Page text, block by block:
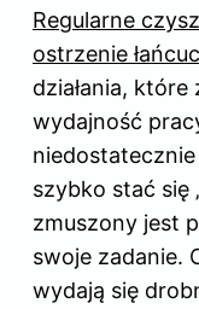
Regularne
ostrzenie
działania,
wydajność
szybko stać się
zmuszony jest
swoje zadanie.
wydają się